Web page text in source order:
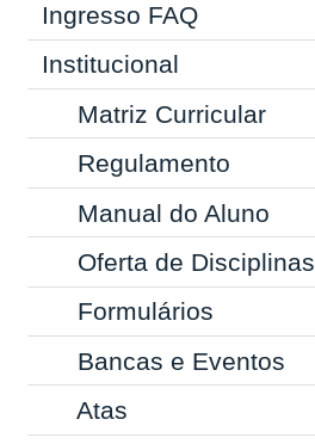
Ingresso FAQ
Institucional
Matriz Curricular
Regulamento
Manual do Aluno
Oferta de Disciplinas
Formulários
Bancas e Eventos
Atas